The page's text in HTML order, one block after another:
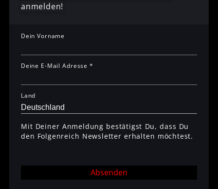
anmelden!
Dein Vorname
Deine E-Mail Adresse *
Land
Mit Deiner Anmeldung bestätigst Du, dass Du
den Folgenreich Newsletter erhalten möchtest.
Absenden